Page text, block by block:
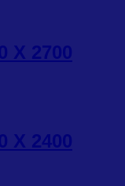
X 2700
X 2400